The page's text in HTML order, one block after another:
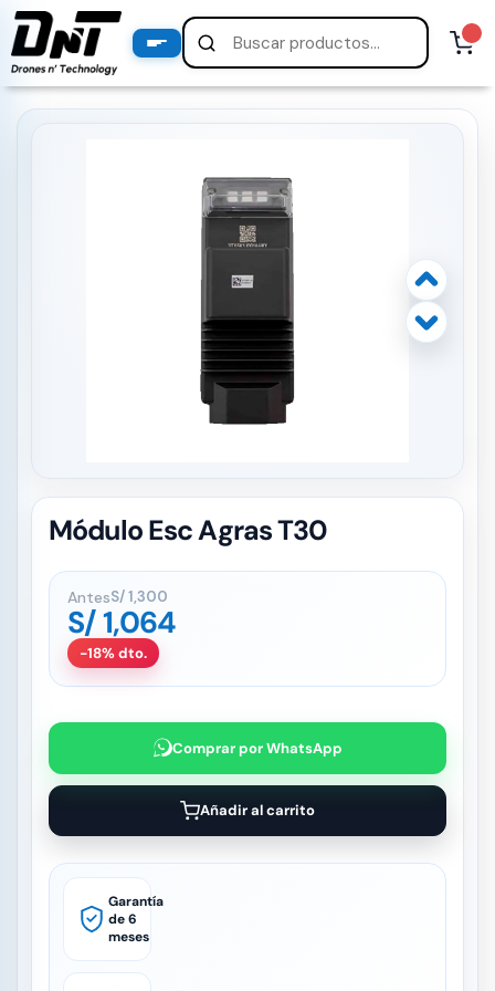
Módulo Esc Agras T30
AntesS/1,300
S/1,064
-18% dto.
Comprar por WhatsApp
Añadir al carrito
Garantía
de 6
meses
PRODUCTOS
productos destacados